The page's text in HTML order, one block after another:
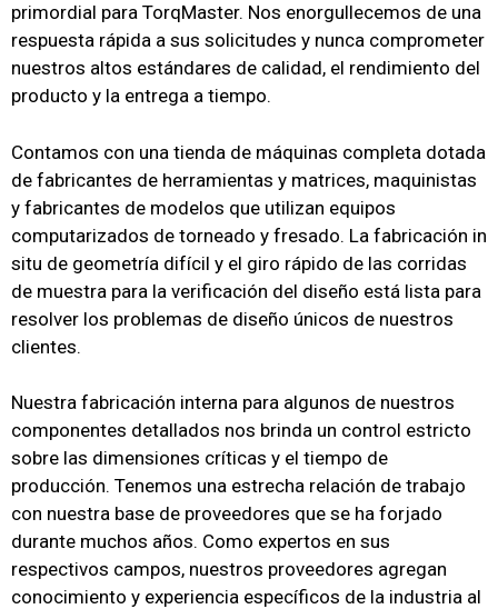
primordial para TorqMaster. Nos enorgullecemos de una
respuesta rápida a sus solicitudes y nunca comprometer
nuestros altos estándares de calidad, el rendimiento del
producto y la entrega a tiempo.
Contamos con una tienda de máquinas completa dotada
de fabricantes de herramientas y matrices, maquinistas
y fabricantes de modelos que utilizan equipos
computarizados de torneado y fresado. La fabricación in
situ de geometría difícil y el giro rápido de las corridas
de muestra para la verificación del diseño está lista para
resolver los problemas de diseño únicos de nuestros
clientes.
Nuestra fabricación interna para algunos de nuestros
componentes detallados nos brinda un control estricto
sobre las dimensiones críticas y el tiempo de
producción. Tenemos una estrecha relación de trabajo
con nuestra base de proveedores que se ha forjado
durante muchos años. Como expertos en sus
respectivos campos, nuestros proveedores agregan
conocimiento y experiencia específicos de la industria al